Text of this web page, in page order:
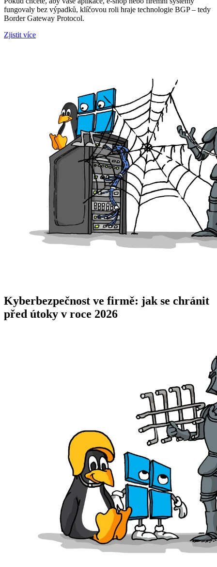
fungovaly bez výpadků, klíčovou roli hraje technologie BGP – tedy
Border Gateway Protocol.
Zjistit více
Kyberbezpečnost ve firmě: jak se chránit
před útoky v roce 2026